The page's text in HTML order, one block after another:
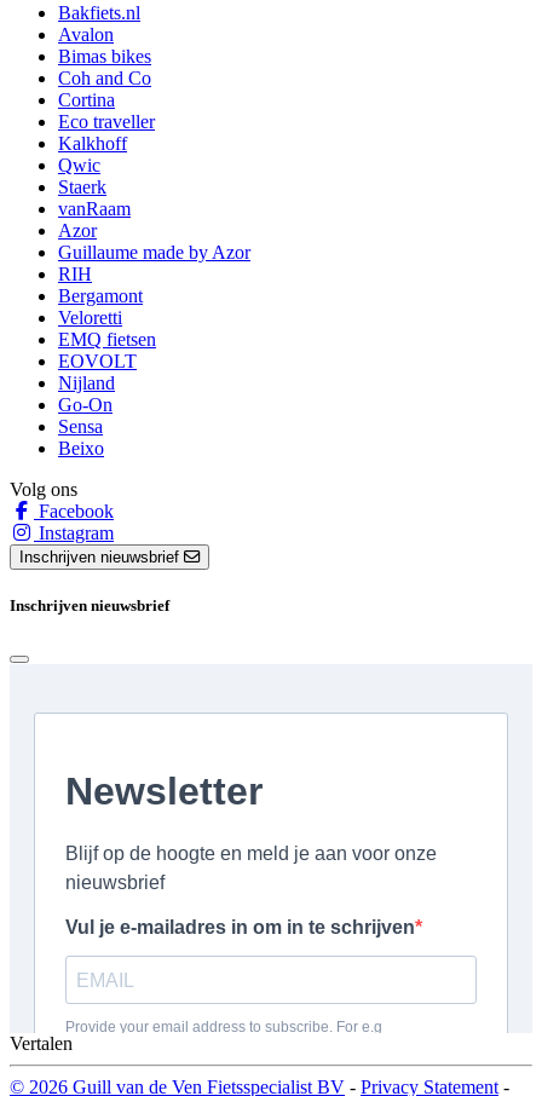
Bakfiets.nl
Avalon
Bimas bikes
Coh and Co
Cortina
Eco traveller
Kalkhoff
Qwic
Staerk
vanRaam
Azor
Guillaume made by Azor
RIH
Bergamont
Veloretti
EMQ fietsen
EOVOLT
Nijland
Go-On
Sensa
Beixo
Volg ons
Facebook
Instagram
Inschrijven nieuwsbrief
Inschrijven nieuwsbrief
Vertalen
© 2026 Guill van de Ven Fietsspecialist BV - Privacy Statement -